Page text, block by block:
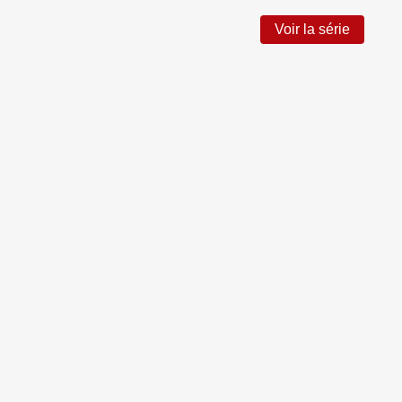
Voir la série